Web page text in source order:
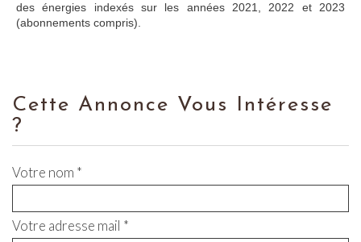
des énergies indexés sur les années 2021, 2022 et 2023
(abonnements compris).
Cette Annonce Vous Intéresse
?
Votre nom *
Votre adresse mail *